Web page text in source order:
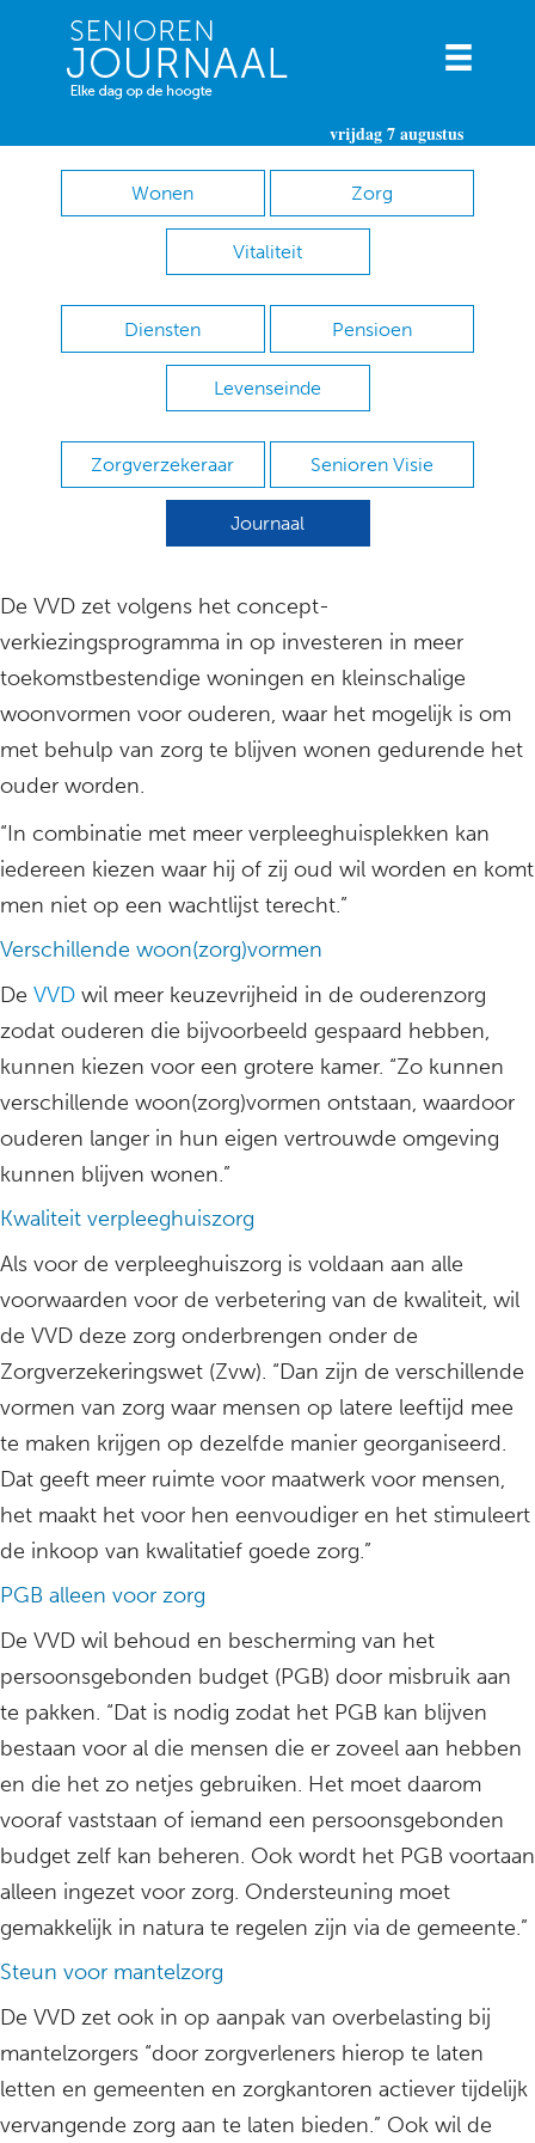
vrijdag 7 augustus
Wonen Zorg
Vitaliteit
Diensten Pensioen
Levenseinde
Zorgverzekeraar Senioren Visie
Journaal
De VVD zet volgens het concept-
verkiezingsprogramma in op investeren in meer
toekomstbestendige woningen en kleinschalige
woonvormen voor ouderen, waar het mogelijk is om
met behulp van zorg te blijven wonen gedurende het
ouder worden.
“In combinatie met meer verpleeghuisplekken kan
iedereen kiezen waar hij of zij oud wil worden en komt
men niet op een wachtlijst terecht.”
Verschillende woon(zorg)vormen
De VVD wil meer keuzevrijheid in de ouderenzorg
zodat ouderen die bijvoorbeeld gespaard hebben,
kunnen kiezen voor een grotere kamer. “Zo kunnen
verschillende woon(zorg)vormen ontstaan, waardoor
ouderen langer in hun eigen vertrouwde omgeving
kunnen blijven wonen.”
Kwaliteit verpleeghuiszorg
Als voor de verpleeghuiszorg is voldaan aan alle
voorwaarden voor de verbetering van de kwaliteit, wil
de VVD deze zorg onderbrengen onder de
Zorgverzekeringswet (Zvw). “Dan zijn de verschillende
vormen van zorg waar mensen op latere leeftijd mee
te maken krijgen op dezelfde manier georganiseerd.
Dat geeft meer ruimte voor maatwerk voor mensen,
het maakt het voor hen eenvoudiger en het stimuleert
de inkoop van kwalitatief goede zorg.”
PGB alleen voor zorg
De VVD wil behoud en bescherming van het
persoonsgebonden budget (PGB) door misbruik aan
te pakken. “Dat is nodig zodat het PGB kan blijven
bestaan voor al die mensen die er zoveel aan hebben
en die het zo netjes gebruiken. Het moet daarom
vooraf vaststaan of iemand een persoonsgebonden
budget zelf kan beheren. Ook wordt het PGB voortaan
alleen ingezet voor zorg. Ondersteuning moet
gemakkelijk in natura te regelen zijn via de gemeente.”
Steun voor mantelzorg
De VVD zet ook in op aanpak van overbelasting bij
mantelzorgers “door zorgverleners hierop te laten
letten en gemeenten en zorgkantoren actiever tijdelijk
vervangende zorg aan te laten bieden.” Ook wil de